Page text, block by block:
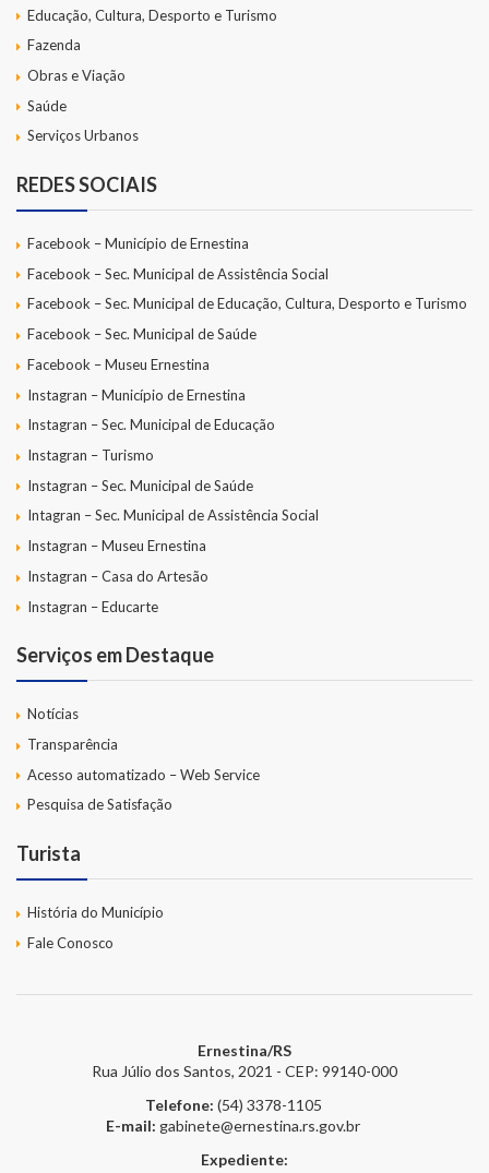
Educação, Cultura, Desporto e Turismo
Fazenda
Obras e Viação
Saúde
Serviços Urbanos
REDES SOCIAIS
Facebook – Município de Ernestina
Facebook – Sec. Municipal de Assistência Social
Facebook – Sec. Municipal de Educação, Cultura, Desporto e Turismo
Facebook – Sec. Municipal de Saúde
Facebook – Museu Ernestina
Instagran – Município de Ernestina
Instagran – Sec. Municipal de Educação
Instagran – Turismo
Instagran – Sec. Municipal de Saúde
Intagran – Sec. Municipal de Assistência Social
Instagran – Museu Ernestina
Instagran – Casa do Artesão
Instagran – Educarte
Serviços em Destaque
Notícias
Transparência
Acesso automatizado – Web Service
Pesquisa de Satisfação
Turista
História do Município
Fale Conosco
Ernestina/RS
Rua Júlio dos Santos, 2021 - CEP: 99140-000
Telefone: (54) 3378-1105
E-mail: gabinete@ernestina.rs.gov.br
Expediente: